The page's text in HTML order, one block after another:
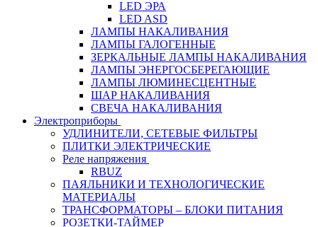
LED ЭРА
LED ASD
ЛАМПЫ НАКАЛИВАНИЯ
ЛАМПЫ ГАЛОГЕННЫЕ
ЗЕРКАЛЬНЫЕ ЛАМПЫ НАКАЛИВАНИЯ
ЛАМПЫ ЭНЕРГОСБЕРЕГАЮЩИЕ
ЛАМПЫ ЛЮМИНЕСЦЕНТНЫЕ
ШАР НАКАЛИВАНИЯ
СВЕЧА НАКАЛИВАНИЯ
Электроприборы
УДЛИНИТЕЛИ, СЕТЕВЫЕ ФИЛЬТРЫ
ПЛИТКИ ЭЛЕКТРИЧЕСКИЕ
Реле напряжения
RBUZ
ПАЯЛЬНИКИ И ТЕХНОЛОГИЧЕСКИЕ
МАТЕРИАЛЫ
ТРАНСФОРМАТОРЫ – БЛОКИ ПИТАНИЯ
РОЗЕТКИ-ТАЙМЕР